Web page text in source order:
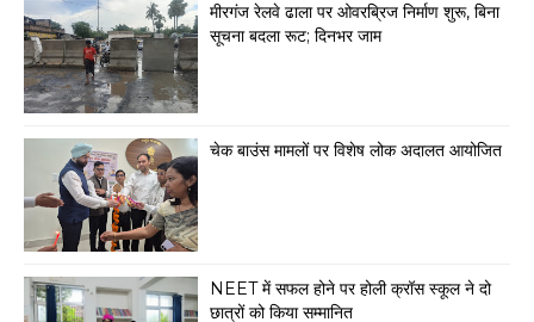
मीरगंज रेलवे ढाला पर ओवरब्रिज निर्माण शुरू, बिना
सूचना बदला रूट; दिनभर जाम
चेक बाउंस मामलों पर विशेष लोक अदालत आयोजित
NEET में सफल होने पर होली क्रॉस स्कूल ने दो
छात्रों को किया सम्मानित